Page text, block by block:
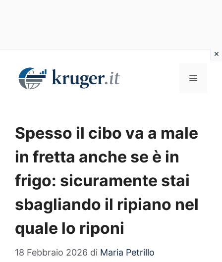
contenuto
MENU
Spesso il cibo va a male
in fretta anche se è in
frigo: sicuramente stai
sbagliando il ripiano nel
quale lo riponi
18 Febbraio 2026 di Maria Petrillo